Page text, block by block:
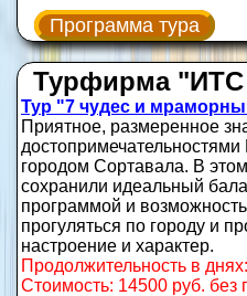
Программа тура
Турфирма "ИТС
Тур "7 чудес и
Приятное, размеренное
городом Сортавала. В
сохранили идеальный
программой и
прогуляться по городу и
настроение и характер.
Продолжительность в
Стоимость: 14500 руб. без